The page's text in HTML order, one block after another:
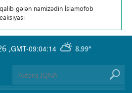
gələn namizədin İslamofob
GMT-09:04:14 8.99°
,